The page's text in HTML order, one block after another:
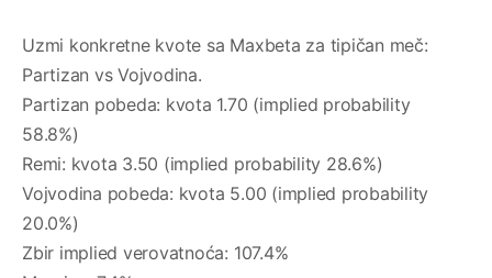
Uzmi konkretne kvote sa Maxbeta za tipičan meč:
Partizan vs Vojvodina.
Partizan pobeda: kvota 1.70 (implied probability
58.8%)
Remi: kvota 3.50 (implied probability 28.6%)
Vojvodina pobeda: kvota 5.00 (implied probability
20.0%)
Zbir implied verovatnoća: 107.4%